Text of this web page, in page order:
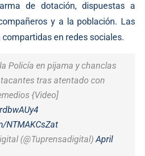
de dotación, dispuestas a
y a la población. Las
en redes sociales.
Policía en pijama y chanclas
tras atentado con
{Video]
NTMAKCsZat
(@Tuprensadigital)April